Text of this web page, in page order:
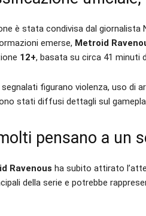
è stata condivisa dal
emerse, Metroid
12+, basata su circa 41 minuti
figurano violenza, uso di
stati diffusi dettagli sul
pensano a un
Ravenous ha subito attirato
della serie e potrebbe